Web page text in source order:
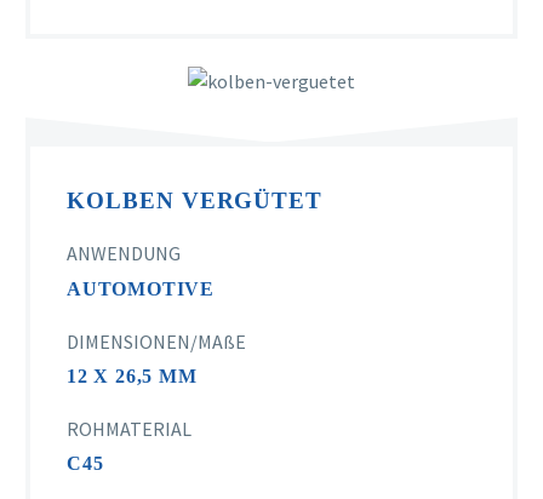
KOLBEN VERGÜTET
ANWENDUNG
AUTOMOTIVE
DIMENSIONEN/MAßE
12 X 26,5 MM
ROHMATERIAL
C45